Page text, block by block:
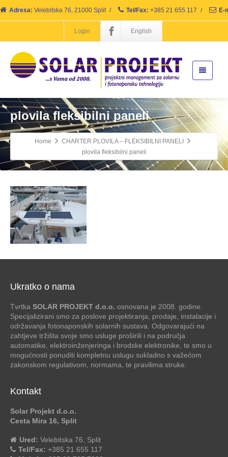
Adresa: Velebitska 76, 21000 Split / Tel/Fax: +385 21 655 117 / E-
Login English
plovila fleksibilni paneli
Home
CHARTER PLOVILA – FLEKSIBILNI PANELI
plovila fleksibilni paneli
Ukratko o nama
Tvrtka SOLAR PROJEKT d.o.o. osnovana je 2008. godine.
Specijalizirani smo za poslove projektiranja, prodaje, instalacije i
održavanja fotonaponskih solarnih sustava. Odgovarajući na
zahtjeve tržišta svoje smo usluge proširili i na područja
automatike, elektroinženjeringa i brodske elektronike, te smo u
mogućnosti ponuditi kompletnu uslugu sukladno s važećom
zakonskom regulativom, normama, te pravilima struke.
Kontakt
Solar Projekt d.o.o.
Cesta Mira 16, Split
Ured: Velebitska 76, Split
Tel/Fax: +385 21 655 117